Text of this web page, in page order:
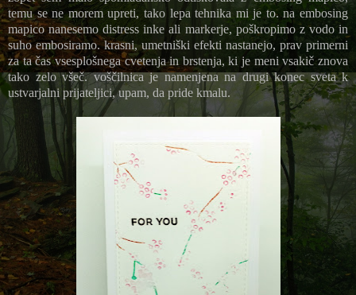
temu se ne morem upreti, tako lepa tehnika mi je to. na embosing
mapico nanesemo distress inke ali markerje, poškropimo z vodo in
suho embosiramo. krasni, umetniški efekti nastanejo, prav primerni
za ta čas vsesplošnega cvetenja in brstenja, ki je meni vsakič znova
tako zelo všeč. voščilnica je namenjena na drugi konec sveta k
ustvarjalni prijateljici, upam, da pride kmalu.